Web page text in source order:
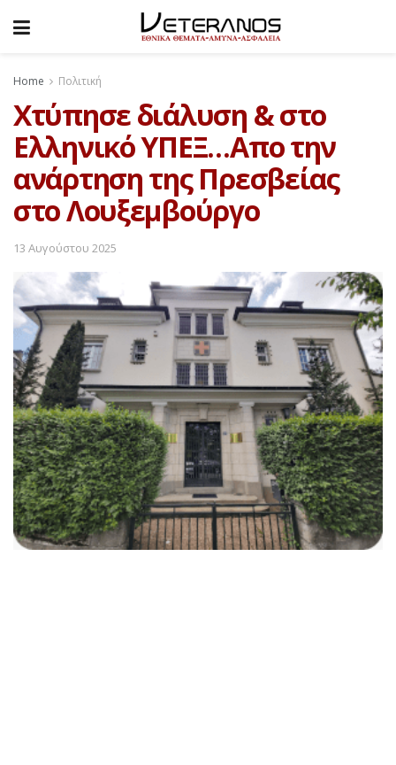
Home Πολιτική
Χτύπησε διάλυση & στο
Ελληνικό ΥΠΕΞ…Απο την
ανάρτηση της Πρεσβείας
στο Λουξεμβούργο
13 Αυγούστου 2025